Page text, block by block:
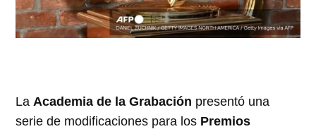
La Academia de la Grabación presentó una
serie de modificaciones para los Premios